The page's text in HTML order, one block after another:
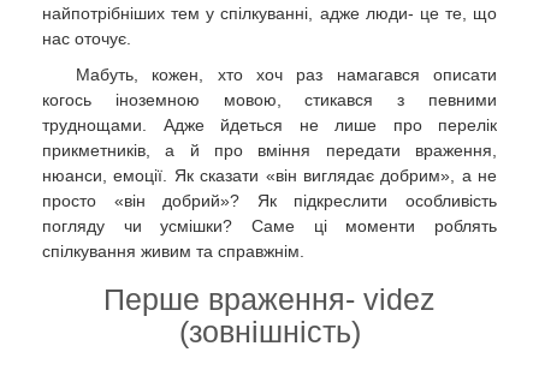
найпотрібніших тем у спілкуванні, адже люди- це те, що
нас оточує.
Мабуть, кожен, хто хоч раз намагався описати
когось іноземною мовою, стикався з певними
труднощами. Адже йдеться не лише про перелік
прикметників, а й про вміння передати враження,
нюанси, емоції. Як сказати «він виглядає добрим», а не
просто «він добрий»? Як підкреслити особливість
погляду чи усмішки? Саме ці моменти роблять
спілкування живим та справжнім.
Перше враження- videz
(зовнішність)